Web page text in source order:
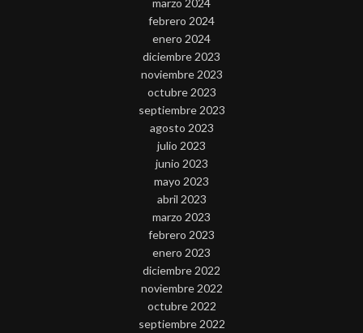
febrero 2024
enero 2024
diciembre 2023
noviembre 2023
octubre 2023
septiembre 2023
agosto 2023
julio 2023
junio 2023
mayo 2023
abril 2023
marzo 2023
febrero 2023
enero 2023
diciembre 2022
noviembre 2022
octubre 2022
septiembre 2022